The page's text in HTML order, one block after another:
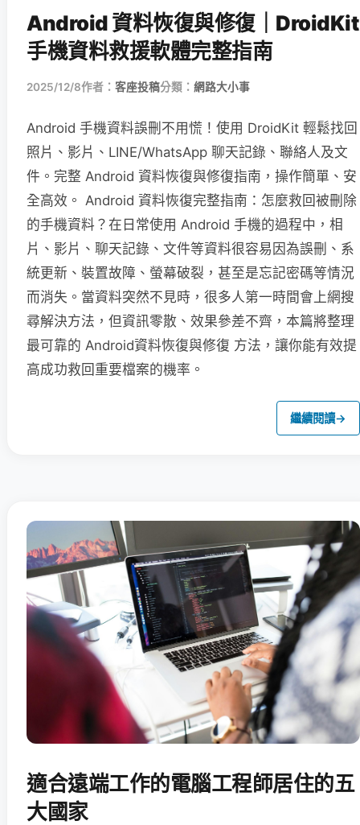
Android 資料恢復與修復｜DroidKit
手機資料救援軟體完整指南
2025/12/8作者： 客座投稿分類： 網路大小事
Android 手機資料誤刪不用慌！使用 DroidKit 輕鬆找回
照片、影片、LINE/WhatsApp 聊天記錄、聯絡人及文
件。完整 Android 資料恢復與修復指南，操作簡單、安
全高效。 Android 資料恢復完整指南：怎麼救回被刪除
的手機資料？在日常使用 Android 手機的過程中，相
片、影片、聊天記錄、文件等資料很容易因為誤刪、系
統更新、裝置故障、螢幕破裂，甚至是忘記密碼等情況
而消失。當資料突然不見時，很多人第一時間會上網搜
尋解決方法，但資訊零散、效果參差不齊，本篇將整理
最可靠的 Android資料恢復與修復 方法，讓你能有效提
高成功救回重要檔案的機率。
繼續閱讀→
適合遠端工作的電腦工程師居住的五
大國家